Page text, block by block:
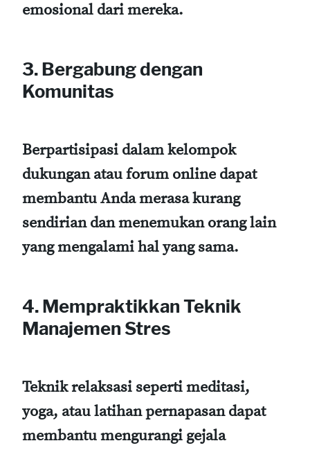
emosional dari mereka.
3. Bergabung dengan
Komunitas
Berpartisipasi dalam kelompok
dukungan atau forum online dapat
membantu Anda merasa kurang
sendirian dan menemukan orang lain
yang mengalami hal yang sama.
4. Mempraktikkan Teknik
Manajemen Stres
Teknik relaksasi seperti meditasi,
yoga, atau latihan pernapasan dapat
membantu mengurangi gejala